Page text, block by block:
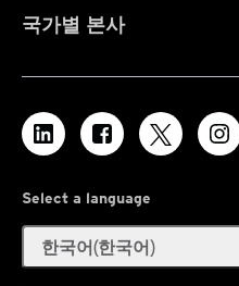
국가별 본사
Select a language
한국어(한국어)